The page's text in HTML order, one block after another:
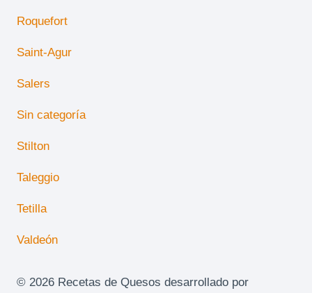
Roquefort
Saint-Agur
Salers
Sin categoría
Stilton
Taleggio
Tetilla
Valdeón
© 2026 Recetas de Quesos desarrollado por